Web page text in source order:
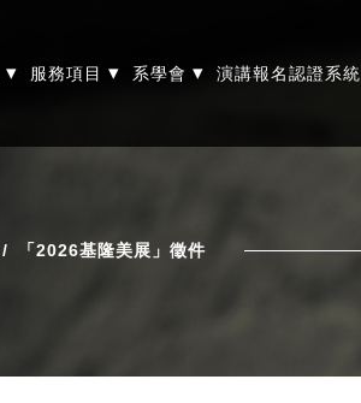
▾ 服務項目 ▾ 系學會 ▾ 演講報名認證系統
「2026基隆美展」徵件